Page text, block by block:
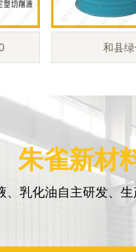
和县
朱雀新材
、乳化油自主研发、